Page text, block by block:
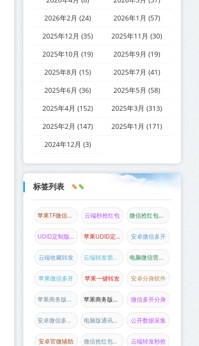
2026年2月 (24)
2026年1月 (57)
2025年12月 (35)
2025年11月 (30)
2025年10月 (19)
2025年9月 (19)
2025年8月 (15)
2025年7月 (41)
2025年6月 (36)
2025年5月 (58)
2025年4月 (152)
2025年3月 (313)
2025年2月 (147)
2025年1月 (171)
2024年12月 (3)
标签列表
苹果TF微信多开 云端秒抢红包 微信抢红包新品
UDID定制版微信 苹果UDID定制 安卓微信多开
云端收藏转发 云端转发朋友圈 电脑微信营销软件
苹果微信多开 苹果一键转发 安卓分身软件
苹果商务版微信 苹果商务版多开 微信多开分身
安卓微信多开分身 电脑版通讯录协议 公开数据采集
安卓官微辅助 微信抢红包软件 云端转发秒抢